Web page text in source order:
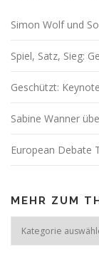
Simon Wolf und
Spiel, Satz, Sieg:
Geschützt:
Sabine Wanner
European Debate
MEHR ZUM
zum